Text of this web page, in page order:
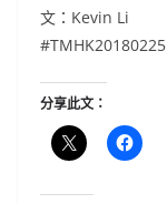
文：Kevin Li
#TMHK20180225
分享此文：